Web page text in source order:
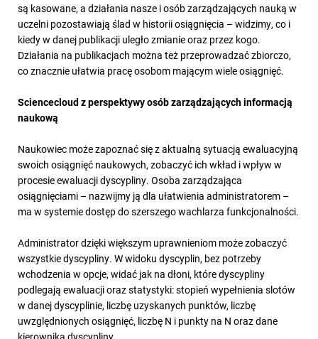
są kasowane, a działania nasze i osób zarządzających nauką w
uczelni pozostawiają ślad w historii osiągnięcia – widzimy, co i
kiedy w danej publikacji uległo zmianie oraz przez kogo.
Działania na publikacjach można też przeprowadzać zbiorczo,
co znacznie ułatwia pracę osobom mającym wiele osiągnięć.
Sciencecloud z perspektywy osób zarządzających informacją
naukową
Naukowiec może zapoznać się z aktualną sytuacją ewaluacyjną
swoich osiągnięć naukowych, zobaczyć ich wkład i wpływ w
procesie ewaluacji dyscypliny. Osoba zarządzająca
osiągnięciami – nazwijmy ją dla ułatwienia administratorem –
ma w systemie dostęp do szerszego wachlarza funkcjonalności.
Administrator dzięki większym uprawnieniom może zobaczyć
wszystkie dyscypliny. W widoku dyscyplin, bez potrzeby
wchodzenia w opcje, widać jak na dłoni, które dyscypliny
podlegają ewaluacji oraz statystyki: stopień wypełnienia slotów
w danej dyscyplinie, liczbę uzyskanych punktów, liczbę
uwzględnionych osiągnięć, liczbę N i punkty na N oraz dane